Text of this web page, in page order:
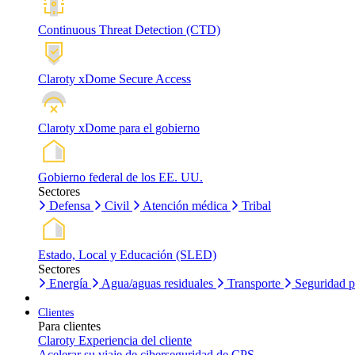
Continuous Threat Detection (CTD)
Claroty xDome Secure Access
Claroty xDome para el gobierno
Gobierno federal de los EE. UU.
Sectores
Defensa
Civil Atención médica Tribal
Estado, Local y Educación (SLED)
Sectores
Energía
Agua/aguas residuales Transporte Seguridad
Clientes
Para clientes
Claroty Experiencia del cliente